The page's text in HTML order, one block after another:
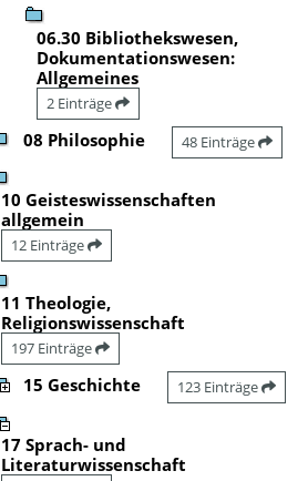
06.30 Bibliothekswesen,
Dokumentationswesen:
Allgemeines
2 Einträge
08 Philosophie 48 Einträge
10 Geisteswissenschaften
allgemein
12 Einträge
11 Theologie,
Religionswissenschaft
197 Einträge
15 Geschichte 123 Einträge
17 Sprach- und
Literaturwissenschaft